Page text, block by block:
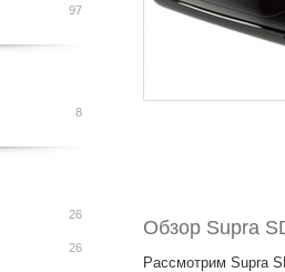
Обзор Supra
Рассмотрим Supra
97
8
26
26